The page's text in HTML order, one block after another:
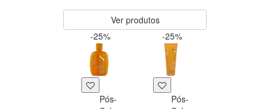
Ver produtos
-25%
Pós-
-25%
Pós-